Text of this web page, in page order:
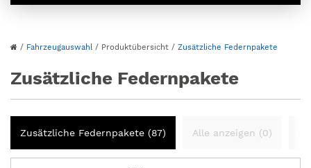
/ Fahrzeugauswahl / Produktübersicht / Zusätzliche Federnpakete
Zusätzliche Federnpakete
Zusätzliche Federnpakete (87) Alle anzeigen (0)